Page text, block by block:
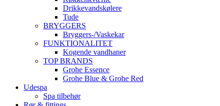
Drikkevandskølere
Tude
BRYGGERS
Bryggers-/Vaskekar
FUNKTIONALITET
Kogende vandhaner
TOP BRANDS
Grohe Essence
Grohe Blue & Grohe Red
Udespa
Spa tilbehør